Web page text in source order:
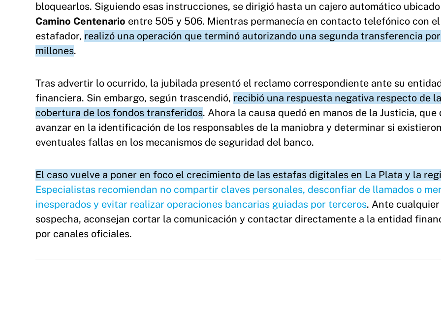
bloquearlos. Siguiendo esas instrucciones, se dirigió hasta un cajero automático
Camino Centenario entre 505 y 506. Mientras permanecía en contacto telefónico con el
estafador, realizó una operación que terminó autorizando una segunda transferencia
millones.
Tras advertir lo ocurrido, la jubilada presentó el reclamo correspondiente ante su
financiera. Sin embargo, según trascendió, recibió una respuesta negativa respecto de la
cobertura de los fondos transferidos. Ahora la causa quedó en manos de la Justicia, que
avanzar en la identificación de los responsables de la maniobra y determinar si existieron
eventuales fallas en los mecanismos de seguridad del banco.
El caso vuelve a poner en foco el crecimiento de las estafas digitales en La Plata y la
Especialistas recomiendan no compartir claves personales, desconfiar de llamados o
inesperados y evitar realizar operaciones bancarias guiadas por terceros. Ante cualquier
sospecha, aconsejan cortar la comunicación y contactar directamente a la entidad
por canales oficiales.